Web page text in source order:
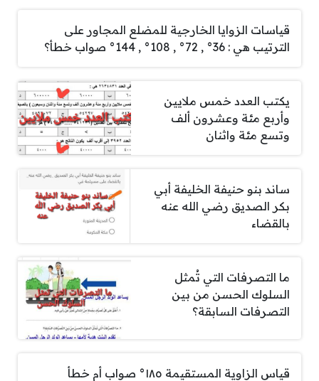
قياسات الزوايا الخارجية للمضلع المجاور على
الترتيب هي : 36° , 72° , 108° , 144° صواب خطأ؟
يكتب العدد خمس ملايين
وأربع مئة وعشرون ألف
وتسع مئة واثنان
ساند بنو حنيفة الخليفة أبي
بكر الصديق رضي الله عنه
بالقضاء
ما التصرفات التي تُمثل
السلوك الحسن من بين
التصرفات السابقة؟
قياس الزاوية المستقيمة ١٨٥° صواب أم خطأ